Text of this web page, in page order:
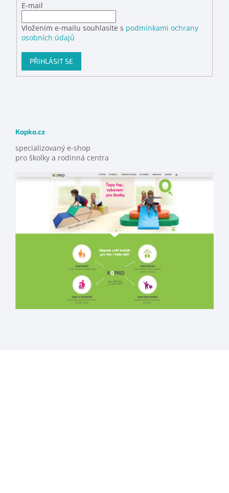
E-mail
Vložením e-mailu souhlasíte s podmínkami ochrany
osobních údajů
PŘIHLÁSIT SE
Kopko.cz
specializovaný e-shop
pro školky a rodinná centra